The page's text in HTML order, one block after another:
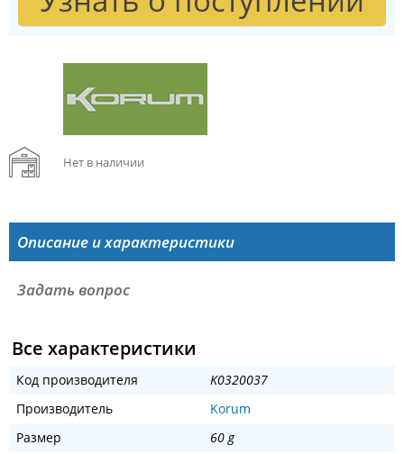
Нет в наличии
Описание и характеристики
Задать вопрос
Все характеристики
Код производителя
K0320037
Производитель
Korum
Размер
60 g